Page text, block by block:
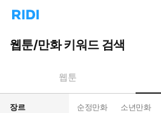
리
홈
으
턴
트
웹툰/만화 키워드 검색
웹툰
장르 순정만화 소년만화